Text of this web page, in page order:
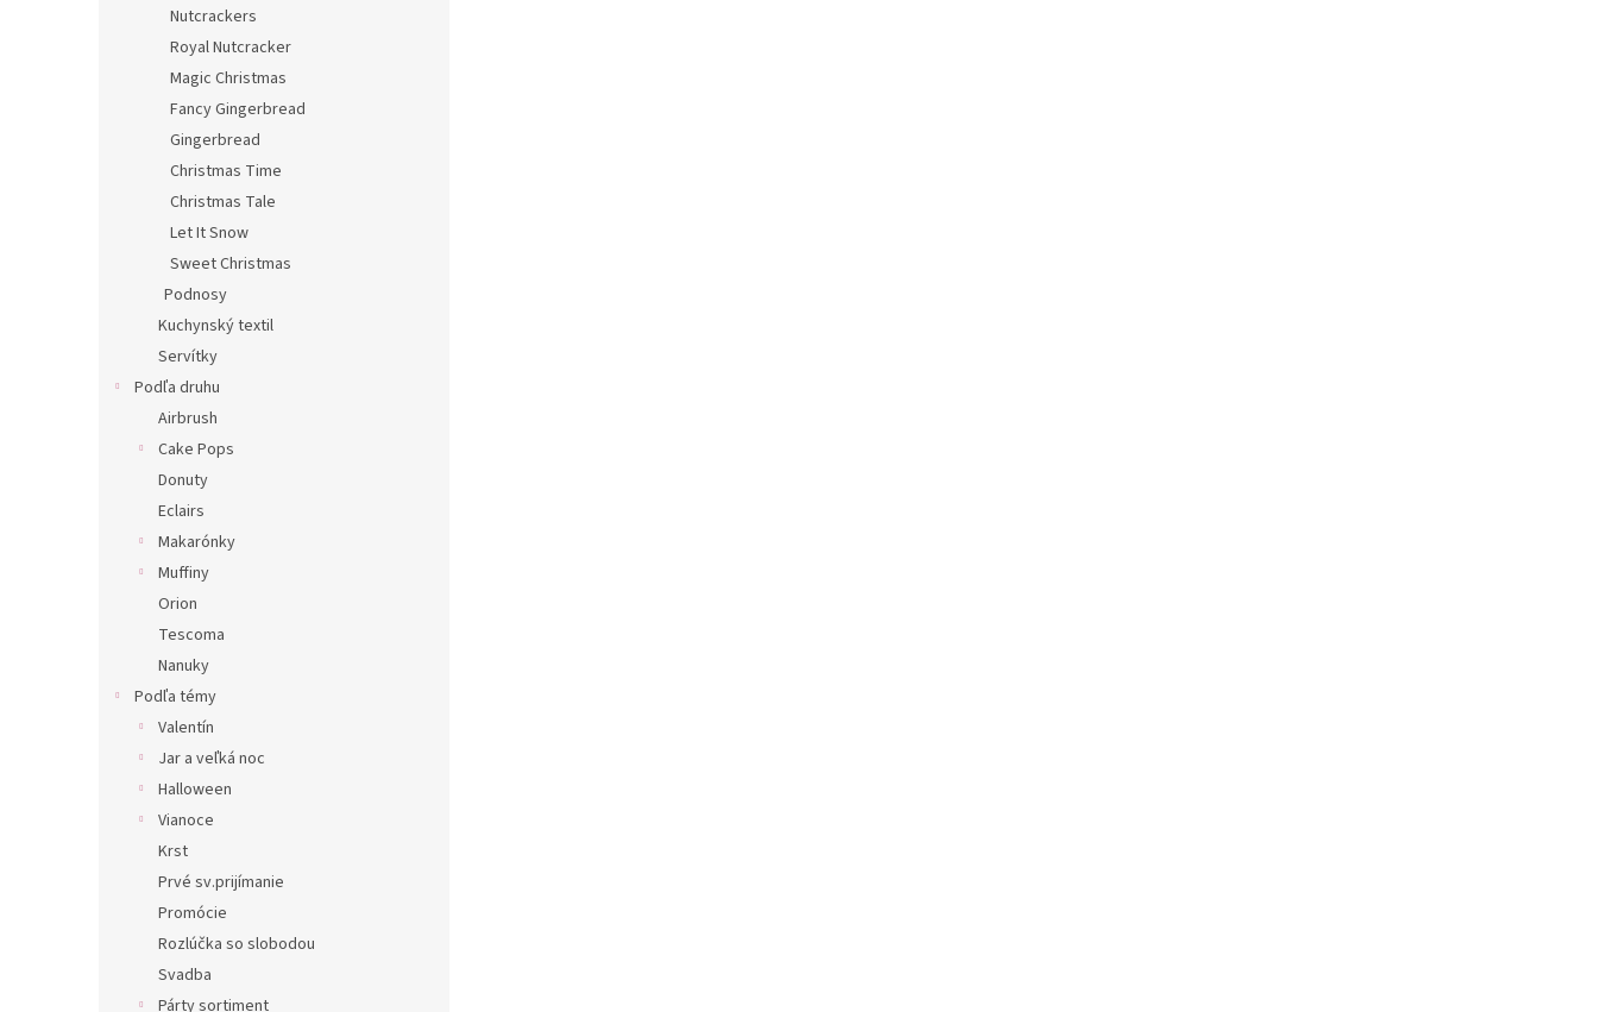
Nutcrackers
Royal Nutcracker
Magic Christmas
Fancy Gingerbread
Gingerbread
Christmas Time
Christmas Tale
Let It Snow
Sweet Christmas
Podnosy
Kuchynský textil
Servítky
Podľa druhu
Airbrush
Cake Pops
Donuty
Eclairs
Makarónky
Muffiny
Orion
Tescoma
Nanuky
Podľa témy
Valentín
Jar a veľká noc
Halloween
Vianoce
Krst
Prvé sv.prijímanie
Promócie
Rozlúčka so slobodou
Svadba
Párty sortiment